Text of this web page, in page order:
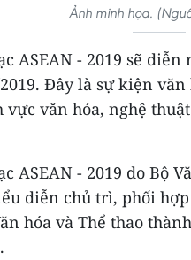
Ảnh minh họa.
ASEAN - 2019 sẽ
Đây là sự kiện
văn hóa, nghệ
ASEAN - 2019 do Bộ
diễn chủ trì, phối
hóa và Thể thao